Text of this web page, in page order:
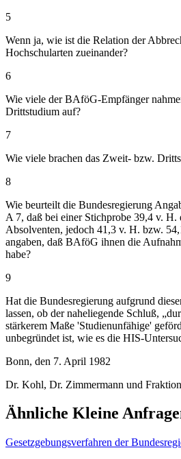
5
Wenn ja, wie ist die Relation der
Hochschularten zueinander?
6
Wie viele der BAföG-Empfänger
Drittstudium auf?
7
Wie viele brachen das Zweit- bzw.
8
Wie beurteilt die Bundesregierung
A 7, daß bei einer Stichprobe 39,4 v. H.
Absolventen, jedoch 41,3 v. H. bzw.
angaben, daß BAföG ihnen die
habe?
9
Hat die Bundesregierung aufgrund
lassen, ob der naheliegende Schluß,
stärkerem Maße 'Studienunfähige'
unbegründet ist, wie es die HIS-
Bonn, den 7. April 1982
Dr. Kohl, Dr. Zimmermann und Fraktion
Ähnliche Kleine
Gesetzgebungsverfahren der